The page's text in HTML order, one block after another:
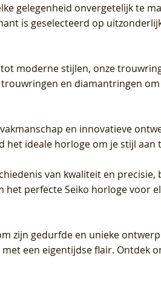
gelegenheid onvergetelijk te
is geselecteerd op
moderne stijlen, onze
en diamantringen
en innovatieve
het ideale horloge om je stijl aan
van kwaliteit en precisie,
het perfecte Seiko horloge voor
zijn gedurfde en unieke
een eigentijdse flair. Ontdek